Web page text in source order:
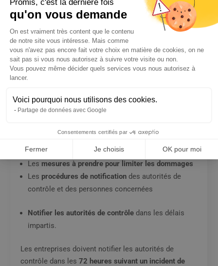
Promis, c'est la dernière fois
qu'on vous demande
Plateforme de Gestion du
On est vraiment très content que le contenu
de notre site vous intéresse. Mais comme
vous n'avez pas encore fait votre choix en matière de cookies, on ne
sait pas si vous nous autorisez à suivre votre visite ou non.
Vous pouvez même décider quels services vous nous autorisez à
lancer.
Voici pourquoi nous utilisons des cookies.
Partage de données avec Google
Consentements certifiés par
Fermer Je choisis OK pour moi
Axeptio consent
des personnes concernées
Gestion des incidents
Mettre en place unplan de réponse aux incidents de
sécurité
Les entreprises doivent mettre en place un plan de
réponse aux incidents de sécurité qui définit les
notamment inclure :
Lesmoyens de détecter les incidents
de sécurité
Les mesures à prendre pour limiter les dommages
Les procédures de notification des autorités de
contrôle et des personnes concernées
Notifier les autorités de contrôle dans les délais
impartis.
Les entreprises doivent notifier les autorités de
contrôle dans les72 heures suivant un incident de